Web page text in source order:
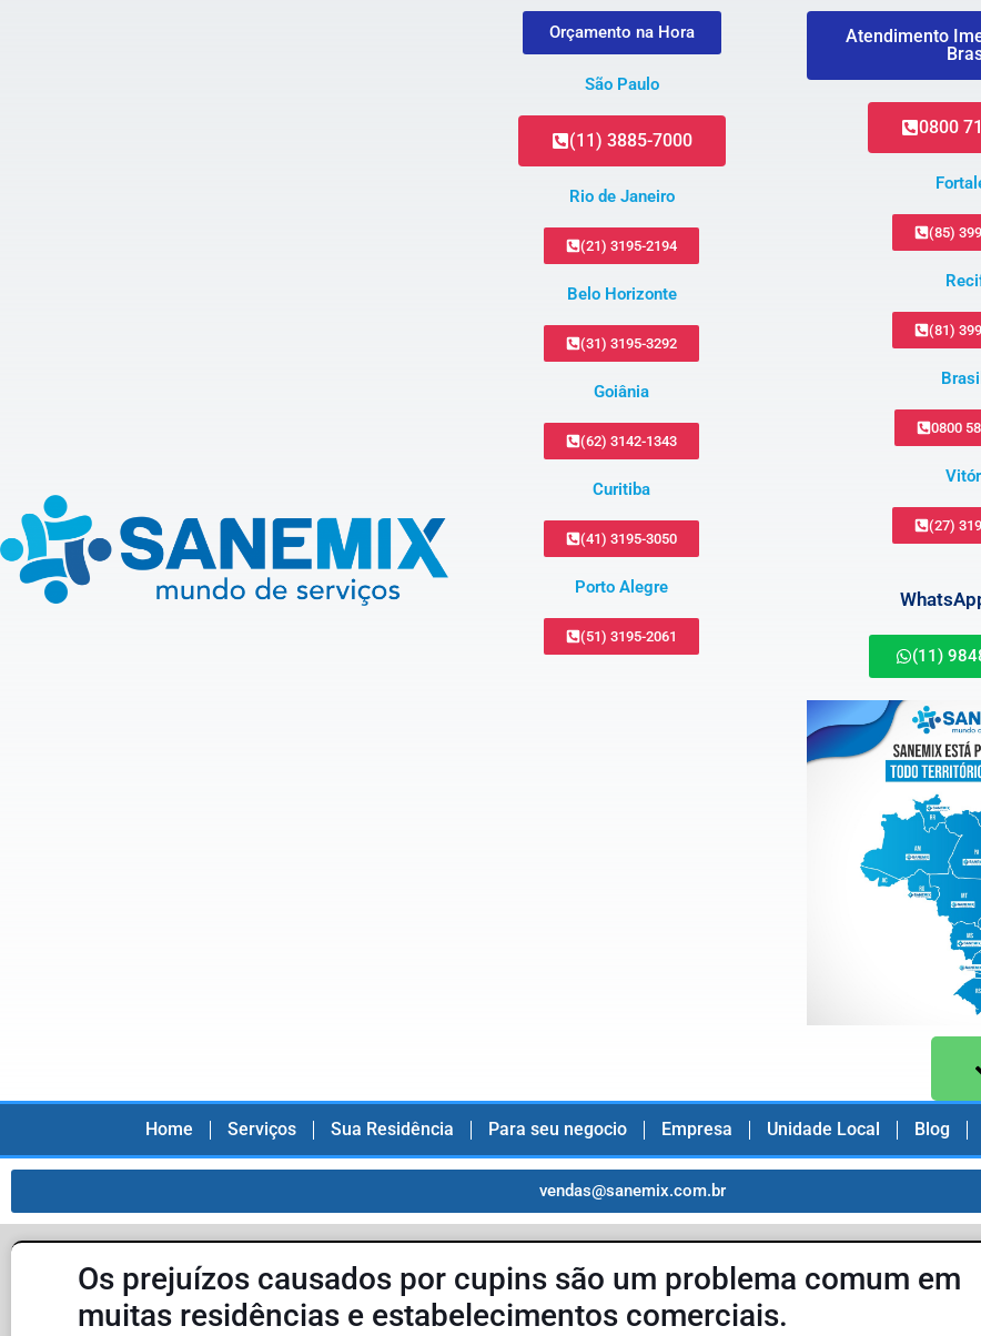
Orçamento na Hora
São Paulo
(11) 3885-7000
Rio de Janeiro
(21) 3195-2194
Belo Horizonte
(31) 3195-3292
Goiânia
(62) 3142-1343
Curitiba
(41) 3195-3050
Porto Alegre
(51) 3195-2061
Atendimento
0800
(85)
(81)
0800
(27)
(11)
Home Serviços Sua Residência Para seu negocio Empresa Unidade Local Blog
vendas@sanemix.com.br
Os prejuízos causados por cupins são um problema comum em
muitas residências e estabelecimentos comerciais.